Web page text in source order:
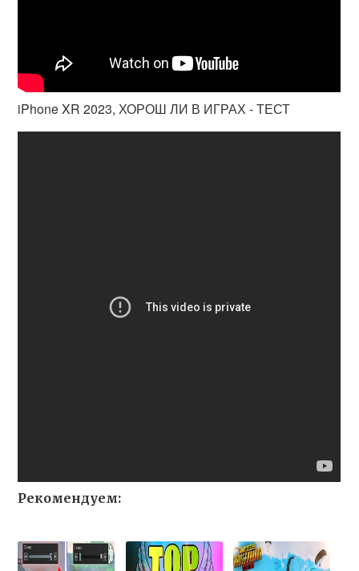
iPhone XR 2023, ХОРОШ ЛИ В ИГРАХ - ТЕСТ
Рекомендуем: